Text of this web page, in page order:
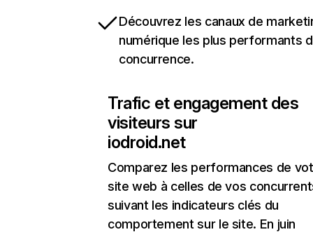
Découvrez les canaux de
numérique les plus performants
concurrence.
Trafic et engagement des
visiteurs sur
iodroid.net
Comparez les performances de
site web à celles de vos
suivant les indicateurs clés du
comportement sur le site. En juin